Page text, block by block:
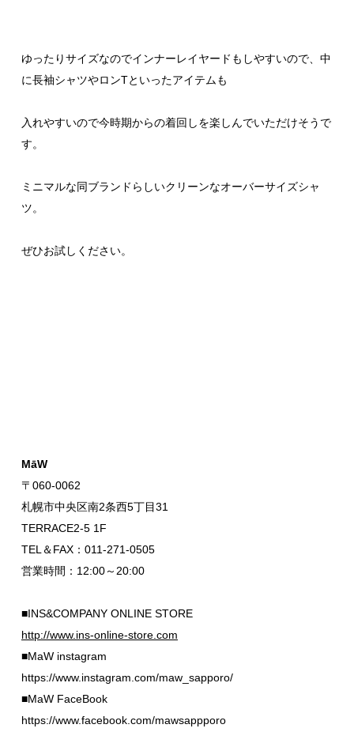
ゆったりサイズなのでインナーレイヤードもしやすいので、中
に長袖シャツやロンTといったアイテムも
入れやすいので今時期からの着回しを楽しんでいただけそうで
す。
ミニマルな同ブランドらしいクリーンなオーバーサイズシャ
ツ。
ぜひお試しください。
MāW
〒060-0062
札幌市中央区南2条西5丁目31
TERRACE2-5 1F
TEL＆FAX：011-271-0505
営業時間：12:00～20:00
■INS&COMPANY ONLINE STORE
http://www.ins-online-store.com
■MaW instagram
https://www.instagram.com/maw_sapporo/
■MaW FaceBook
https://www.facebook.com/mawsappporo